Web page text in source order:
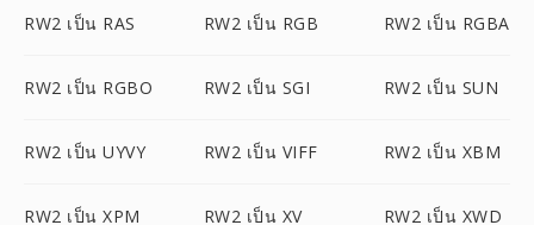
RW2 เป็น RAS RW2 เป็น RGB RW2 เป็น RGBA
RW2 เป็น RGBO RW2 เป็น SGI RW2 เป็น SUN
RW2 เป็น UYVY RW2 เป็น VIFF RW2 เป็น XBM
RW2 เป็น XPM RW2 เป็น XV RW2 เป็น XWD